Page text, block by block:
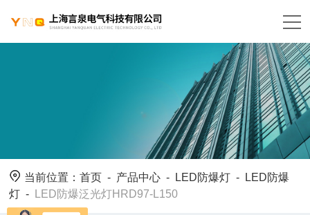
当前位置：首页 - 产品中心 - LED防爆灯 -
LED防爆
灯 - LED防爆泛光灯HRD97-L150